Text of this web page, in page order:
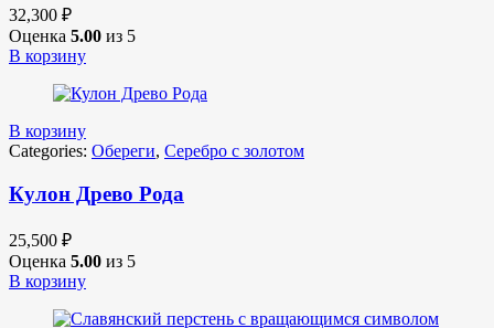
32,300 ₽
Оценка 5.00 из 5
В корзину
В корзину
Categories: Обереги, Серебро с золотом
Кулон Древо Рода
25,500 ₽
Оценка 5.00 из 5
В корзину